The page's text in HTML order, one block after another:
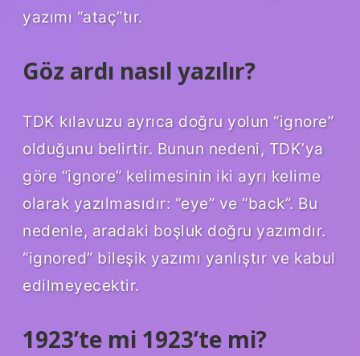
yazımı “ataç”tır.
Göz ardı nasıl yazılır?
TDK kılavuzu ayrıca doğru yolun “ignore”
olduğunu belirtir. Bunun nedeni, TDK’ya
göre “ignore” kelimesinin iki ayrı kelime
olarak yazılmasıdır: “eye” ve “back”. Bu
nedenle, aradaki boşluk doğru yazımdır.
“ignored” bileşik yazımı yanlıştır ve kabul
edilmeyecektir.
1923’te mi 1923’te mi?